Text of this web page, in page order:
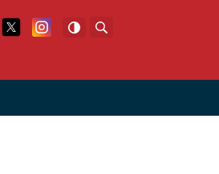
Facebook
Twitter Facebook